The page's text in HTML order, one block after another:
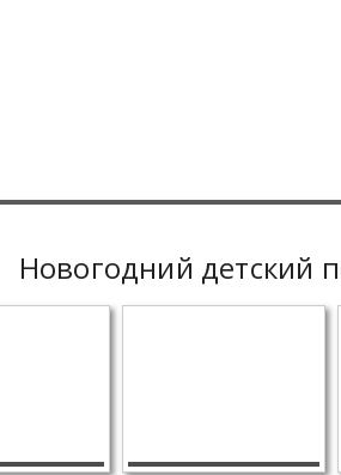
Новогодний детский